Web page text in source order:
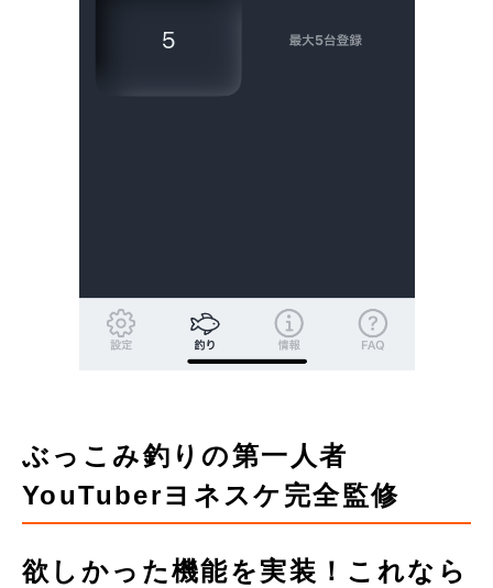
ぶっこみ釣りの第一人者
YouTuberヨネスケ完全監修
欲しかった機能を実装！これなら
お買い物を続ける カートへ進む